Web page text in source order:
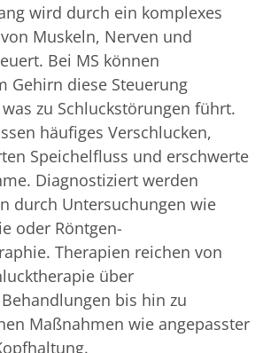
wird durch ein komplexes
Muskeln, Nerven und
Bei MS können
Gehirn diese Steuerung
zu Schluckstörungen führt.
häufiges Verschlucken,
Speichelfluss und erschwerte
Diagnostiziert werden
durch Untersuchungen wie
oder Röntgen-
Therapien reichen von
über
bis hin zu
Maßnahmen wie angepasster